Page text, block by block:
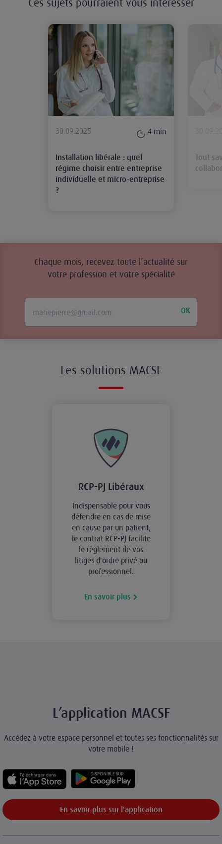
Ces sujets pourraient vous intéresser
Installation libérale : quel
30.09.2025 4 min
Installation libérale : quel
régime choisir entre entreprise
individuelle et micro-entreprise
?
Tout
Chaque mois, recevez toute l’actualité sur
votre profession et votre spécialité
OK
Les solutions MACSF
RCP-PJ Libéraux
Indispensable pour vous
défendre en cas de mise
en cause par un patient,
le contrat RCP-PJ facilite
le règlement de vos
litiges d'ordre privé ou
professionnel.
En savoir plus
L’application MACSF
Accédez à votre espace personnel et toutes ses fonctionnalités sur
votre mobile !
En savoir plus sur l'application